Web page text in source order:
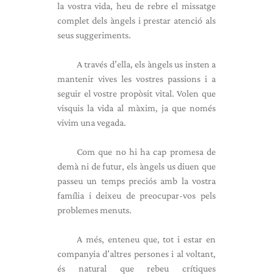
la vostra vida, heu de rebre el missatge
complet dels àngels i prestar atenció als
seus suggeriments.
A través d’ella, els àngels us insten a
mantenir vives les vostres passions i a
seguir el vostre propòsit vital. Volen que
visquis la vida al màxim, ja que només
vivim una vegada.
Com que no hi ha cap promesa de
demà ni de futur, els àngels us diuen que
passeu un temps preciós amb la vostra
família i deixeu de preocupar-vos pels
problemes menuts.
A més, enteneu que, tot i estar en
companyia d’altres persones i al voltant,
és natural que rebeu crítiques